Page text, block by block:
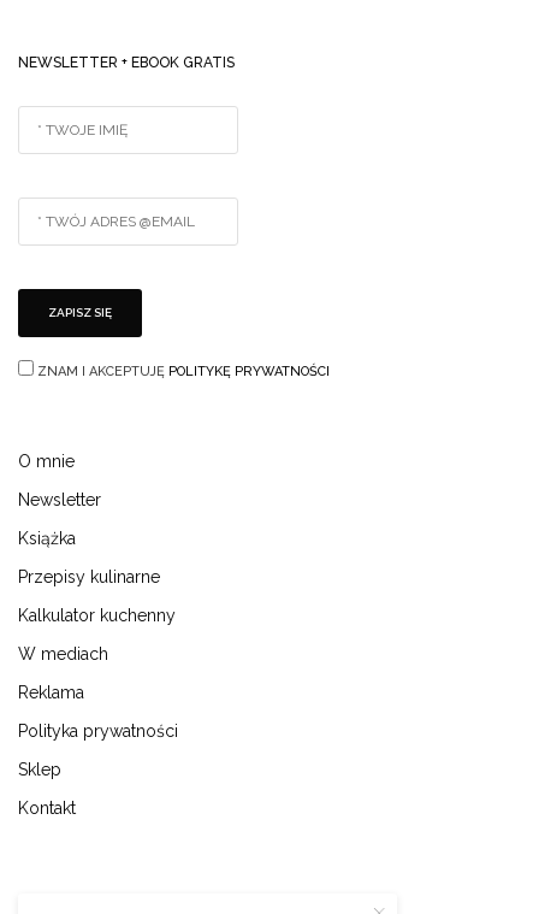
NEWSLETTER + EBOOK GRATIS
ZNAM I AKCEPTUJĘ POLITYKĘ PRYWATNOŚCI
O mnie
Newsletter
Książka
Przepisy kulinarne
Kalkulator kuchenny
W mediach
Reklama
Polityka prywatności
Sklep
Kontakt